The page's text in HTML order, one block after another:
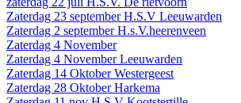
Zaterdag 23 september H.S.V Leeuwarden
Zaterdag 2 september H.s.V.heerenveen
Zaterdag 4 November
Zaterdag 4 November Leeuwarden
Zaterdag 14 Oktober Westergeest
Zaterdag 28 Oktober Harkema